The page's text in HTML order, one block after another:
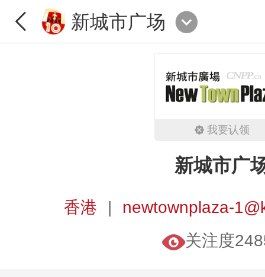
新城市广场
我要认领
新城市广
香港
newtownplaza-
关注度